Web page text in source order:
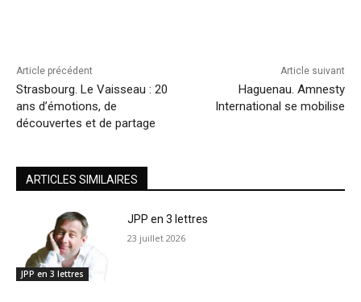
Article précédent
Strasbourg. Le Vaisseau : 20
ans d’émotions, de
découvertes et de partage
Article suivant
Haguenau. Amnesty
International se mobilise
ARTICLES SIMILAIRES
JPP en 3 lettres
JPP en 3 lettres
23 juillet 2026